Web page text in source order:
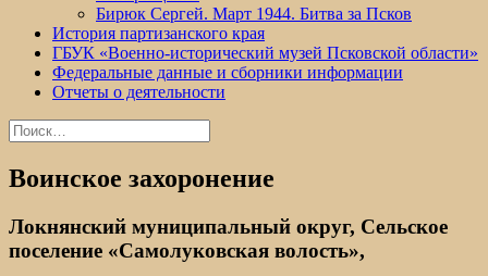
Бирюк Сергей. Март 1944. Битва за Псков
История партизанского края
ГБУК «Военно-исторический музей Псковской области»
Федеральные данные и сборники информации
Отчеты о деятельности
Найти:
Воинское захоронение
Локнянский муниципальный округ, Сельское
поселение «Самолуковская волость»,